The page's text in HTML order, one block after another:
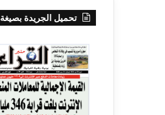
تحميل الجريدة بصيغة PDF